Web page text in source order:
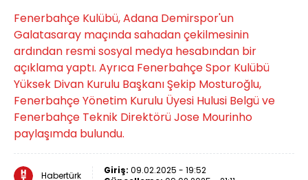
Fenerbahçe Kulübü, Adana Demirspor'un
Galatasaray maçında sahadan çekilmesinin
ardından resmi sosyal medya hesabından bir
açıklama yaptı. Ayrıca Fenerbahçe Spor Kulübü
Yüksek Divan Kurulu Başkanı Şekip Mosturoğlu,
Fenerbahçe Yönetim Kurulu Üyesi Hulusi Belgü ve
Fenerbahçe Teknik Direktörü Jose Mourinho
paylaşımda bulundu.
Habertürk Giriş: 09.02.2025 - 19:52